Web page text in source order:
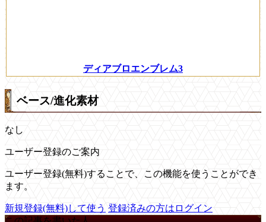
ディアブロエンブレム3
ベース/進化素材
なし
ユーザー登録のご案内
ユーザー登録(無料)することで、この機能を使うことができ
ます。
新規登録(無料)して使う 登録済みの方はログイン